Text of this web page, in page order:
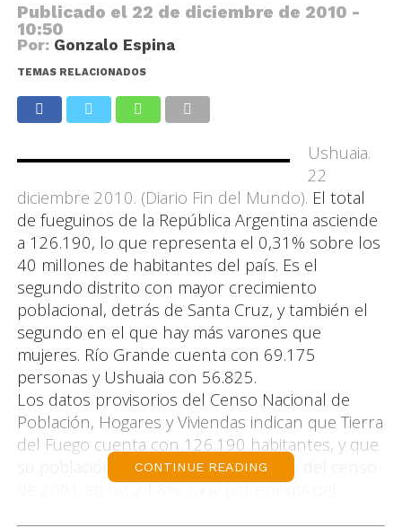
Publicado el 22 de diciembre de 2010 -
10:50
Por: Gonzalo Espina
TEMAS RELACIONADOS
Ushuaia.
22
diciembre 2010. (Diario Fin del Mundo). El total
de fueguinos de la República Argentina asciende
a 126.190, lo que representa el 0,31% sobre los
40 millones de habitantes del país. Es el
segundo distrito con mayor crecimiento
poblacional, detrás de Santa Cruz, y también el
segundo en el que hay más varones que
mujeres. Río Grande cuenta con 69.175
personas y Ushuaia con 56.825.
Los datos provisorios del Censo Nacional de
Población, Hogares y Viviendas indican que Tierra
del Fuego cuenta con 126.190 habitantes, y que
su población se incrementó respecto del censo
de 2001 en un 24,8%, muy por encima del
CONTINUE READING